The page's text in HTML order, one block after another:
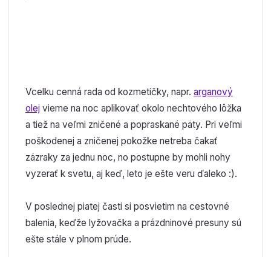
Vcelku cenná rada od kozmetičky, napr. arganový
olej vieme na noc aplikovať okolo nechtového lôžka
a tiež na veľmi zničené a popraskané päty. Pri veľmi
poškodenej a zničenej pokožke netreba čakať
zázraky za jednu noc, no postupne by mohli nohy
vyzerať k svetu, aj keď, leto je ešte veru ďaleko :).
V poslednej piatej časti si posvietim na cestovné
balenia, keďže lyžovačka a prázdninové presuny sú
ešte stále v plnom prúde.